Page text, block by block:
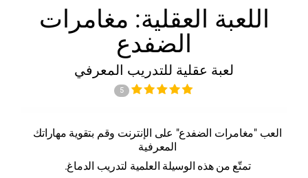
اللعبة العقلية: مغامرات
الضفدع
لعبة عقلية للتدريب المعرفي
5
العب "مغامرات الضفدع" على الإنترنت وقم بتقوية مهاراتك
المعرفية
تمتّع من هذه الوسيلة العلمية لتدريب الدماغ.